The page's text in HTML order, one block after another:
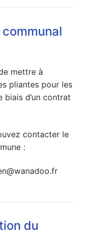
mettre à
pliantes pour les
d’un contrat
contacter le
:
du